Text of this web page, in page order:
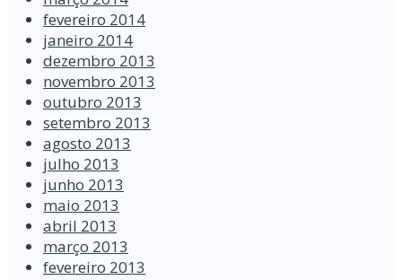
fevereiro 2014
janeiro 2014
dezembro 2013
novembro 2013
outubro 2013
setembro 2013
agosto 2013
julho 2013
junho 2013
maio 2013
abril 2013
março 2013
fevereiro 2013